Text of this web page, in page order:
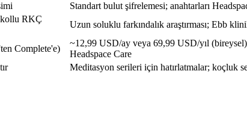
Standart bulut şifrelemesi; anahtarları
kollu RKÇ
Uzun soluklu farkındalık araştırması; Ebb
Complete'e)
~12,99 USD/ay veya 69,99 USD/yıl
Headspace Care
Meditasyon serileri için hatırlatmalar; koçluk